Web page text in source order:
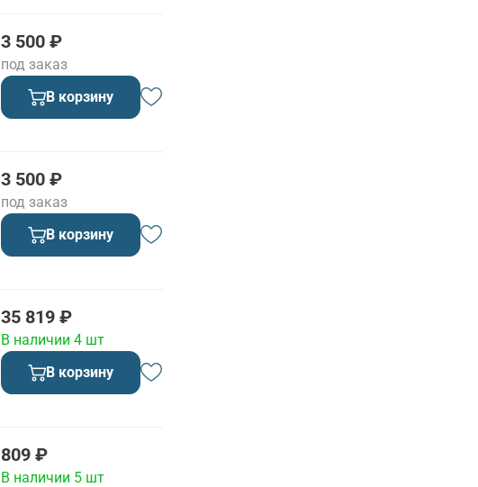
3 500 ₽
под заказ
В корзину
3 500 ₽
под заказ
В корзину
35 819 ₽
В наличии 4 шт
В корзину
809 ₽
В наличии 5 шт